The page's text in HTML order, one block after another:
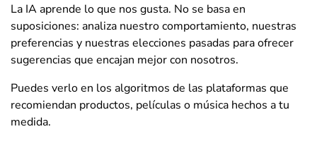
La IA aprende lo que nos gusta. No se basa en
suposiciones: analiza nuestro comportamiento, nuestras
preferencias y nuestras elecciones pasadas para ofrecer
sugerencias que encajan mejor con nosotros.
Puedes verlo en los algoritmos de las plataformas que
recomiendan productos, películas o música hechos a tu
medida.